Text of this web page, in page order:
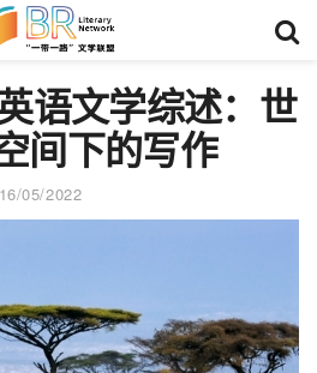
语文学综述：世
间下的写作
16/05/2022